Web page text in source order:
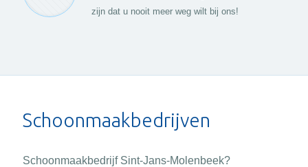
zijn dat u nooit meer weg wilt bij ons!
Schoonmaakbedrijven
Schoonmaakbedrijf Sint-Jans-Molenbeek?